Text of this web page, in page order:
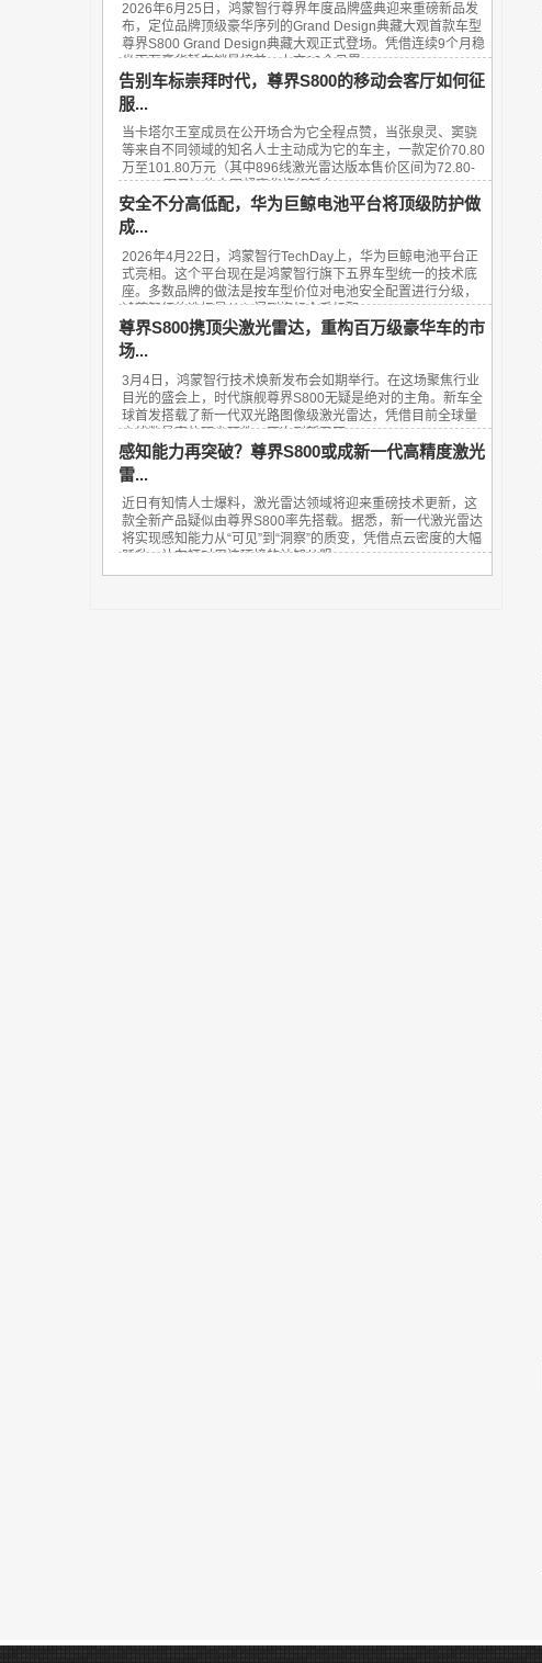
2026年6月25日，鸿蒙智行尊界年度品牌盛典迎来重磅新品发
布，定位品牌顶级豪华序列的Grand Design典藏大观首款车型
尊界S800 Grand Design典藏大观正式登场。凭借连续9个月稳
坐百万豪华轿车销量榜首、上市13个月累...
告别车标崇拜时代，尊界S800的移动会客厅如何征
服...
当卡塔尔王室成员在公开场合为它全程点赞，当张泉灵、窦骁
等来自不同领域的知名人士主动成为它的车主，一款定价70.80
万至101.80万元（其中896线激光雷达版本售价区间为72.80-
101.80万元）的中国超豪华旗舰轿车——...
安全不分高低配，华为巨鲸电池平台将顶级防护做
成...
2026年4月22日，鸿蒙智行TechDay上，华为巨鲸电池平台正
式亮相。这个平台现在是鸿蒙智行旗下五界车型统一的技术底
座。多数品牌的做法是按车型价位对电池安全配置进行分级，
鸿蒙智行的选择是从入门到旗舰全系标配...
尊界S800携顶尖激光雷达，重构百万级豪华车的市
场...
3月4日，鸿蒙智行技术焕新发布会如期举行。在这场聚焦行业
目光的盛会上，时代旗舰尊界S800无疑是绝对的主角。新车全
球首发搭载了新一代双光路图像级激光雷达，凭借目前全球量
产线数最高的顶尖硬件，再次刷新了百...
感知能力再突破？尊界S800或成新一代高精度激光
雷...
近日有知情人士爆料，激光雷达领域将迎来重磅技术更新，这
款全新产品疑似由尊界S800率先搭载。据悉，新一代激光雷达
将实现感知能力从“可见”到“洞察”的质变，凭借点云密度的大幅
跃升，让车辆对周边环境的认知从粗...